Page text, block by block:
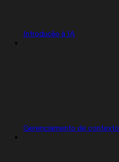
Introdução à IA
Gerenciamento de contexto